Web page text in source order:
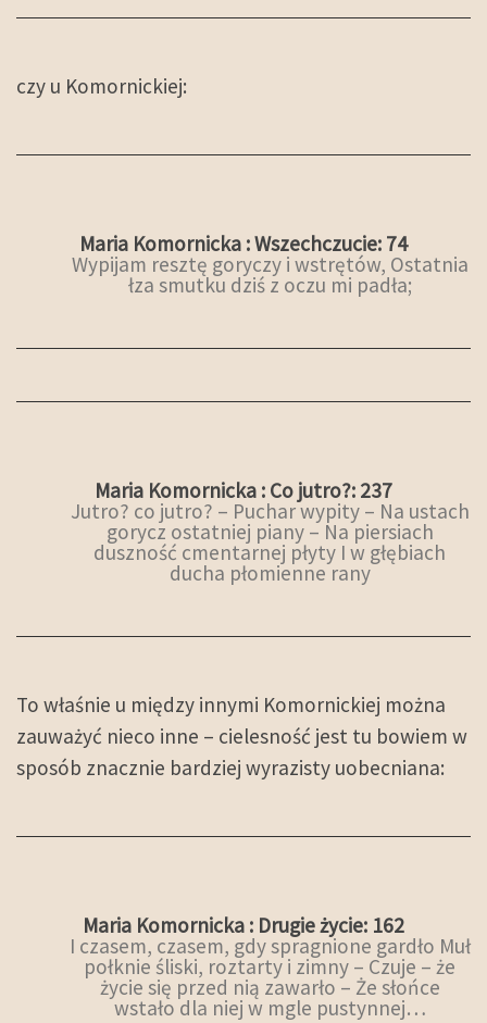
czy u Komornickiej:
Maria Komornicka : Wszechczucie: 74
Wypijam resztę goryczy i wstrętów, Ostatnia
łza smutku dziś z oczu mi padła;
Maria Komornicka : Co jutro?: 237
Jutro? co jutro? – Puchar wypity – Na ustach
gorycz ostatniej piany – Na piersiach
duszność cmentarnej płyty I w głębiach
ducha płomienne rany
To właśnie u między innymi Komornickiej można
zauważyć nieco inne – cielesność jest tu bowiem w
sposób znacznie bardziej wyrazisty uobecniana:
Maria Komornicka : Drugie życie: 162
I czasem, czasem, gdy spragnione gardło Muł
połknie śliski, roztarty i zimny – Czuje – że
życie się przed nią zawarło – Że słońce
wstało dla niej w mgle pustynnej…